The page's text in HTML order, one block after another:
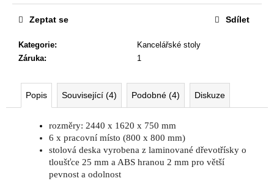
Kategorie:
Kancelářské stoly
Záruka: 1
Zeptat se Sdílet
Popis Související (4) Podobné (4) Diskuze
rozměry: 2440 x 1620 x 750 mm
6 x pracovní místo (800 x 800 mm)
stolová deska vyrobena z laminované dřevotřísky o
tloušťce 25 mm a ABS hranou 2 mm pro větší
pevnost a odolnost
č
u
e
m
KANCELÁŘSKÁ
GAME